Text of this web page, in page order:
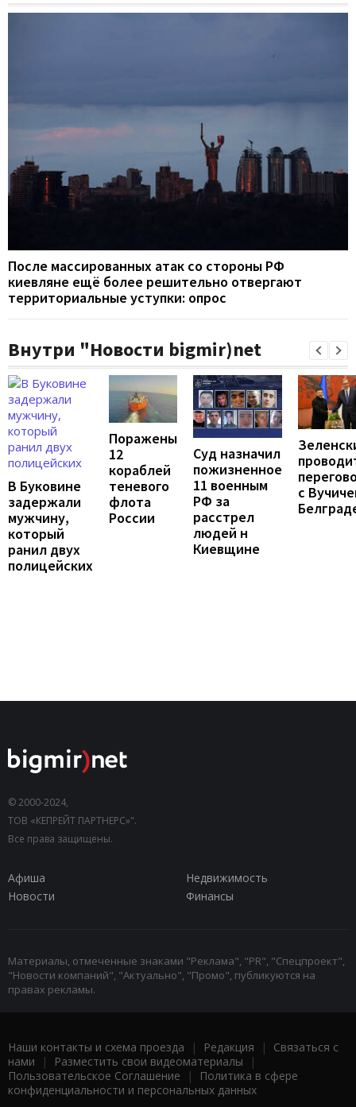
После массированных атак со стороны РФ
киевляне ещё более решительно отвергают
территориальные уступки: опрос
Внутри "Новости bigmir)net
В Буковине
задержали
мужчину,
который
ранил двух
полицейских
Поражены
12
кораблей
теневого
флота
России
Суд назначил
пожизненное
11 военным
РФ за
расстрел
людей н
Киевщине
с
© 2000-2024,
ТОВ «КЕПРЕЙТ ПАРТНЕРС»".
Все права защищены.
Афиша
Недвижимость
Новости
Финансы
Материалы, отмеченные знаками "Реклама", "PR", "Спецпроект",
"Новости компаний", "Актуально", "Промо", публикуются на
правах рекламы.
Наши контакты и схема проезда | Редакция | Связаться с
нами | Разместить свои видеоматериалы |
Пользовательское Соглашение |
Политика в сфере
конфиденциальности и персональных данных